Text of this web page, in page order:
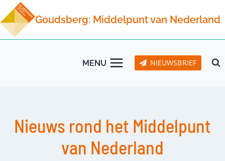
Doorgaan
naar
inhoud
Goudsberg: Middelpunt van Nederland
MENU NIEUWSBRIEF
Nieuws rond het Middelpunt
van Nederland